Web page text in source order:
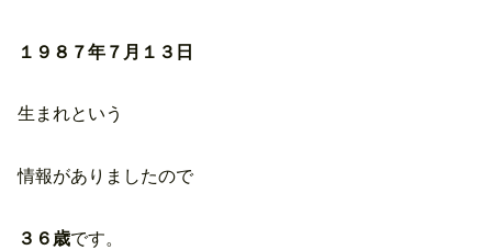
１９８７年７月１３日
生まれという
情報がありましたので
３６歳です。